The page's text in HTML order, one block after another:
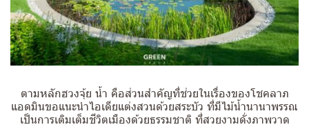
ตามหลักฮวงจุ้ย น้ำ คือส่วนสำคัญที่ช่วยในเรื่องของโชคลาภ
แอดมินขอแนะนำไอเดียแต่งสวนด้วยสระบัว ที่มีไม้น้ำนานาพรรณ
เป็นการเติมเต็มชีวิตเมืองด้วยธรรมชาติ ที่สวยงามดั่งภาพวาด